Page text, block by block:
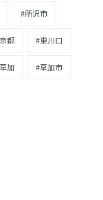
#所沢市
都 #東川口
加 #草加市